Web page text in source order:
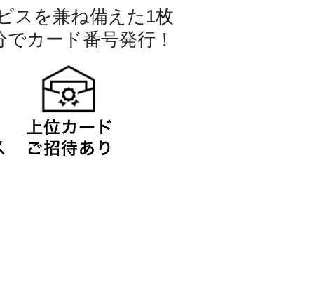
スを兼ね備えた1枚
カード番号発行！